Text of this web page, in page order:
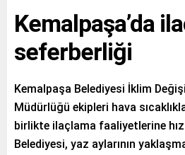
Kemalpaşa’da
seferberliği
Kemalpaşa Belediyesi İklim
Müdürlüğü ekipleri hava
birlikte ilaçlama faaliyetlerine hız
Belediyesi, yaz aylarının